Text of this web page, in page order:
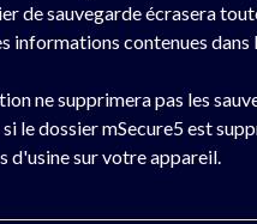
de sauvegarde écrasera
informations contenues dans
ne supprimera pas les
le dossier mSecure5 est
d'usine sur votre appareil.